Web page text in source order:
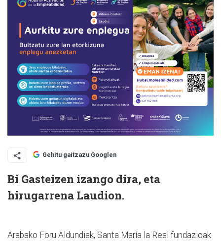
Gehitu gaitzazu Googlen
Bi Gasteizen izango dira, eta
hirugarrena Laudion.
Arabako Foru Aldundiak, Santa María la Real fundazioak